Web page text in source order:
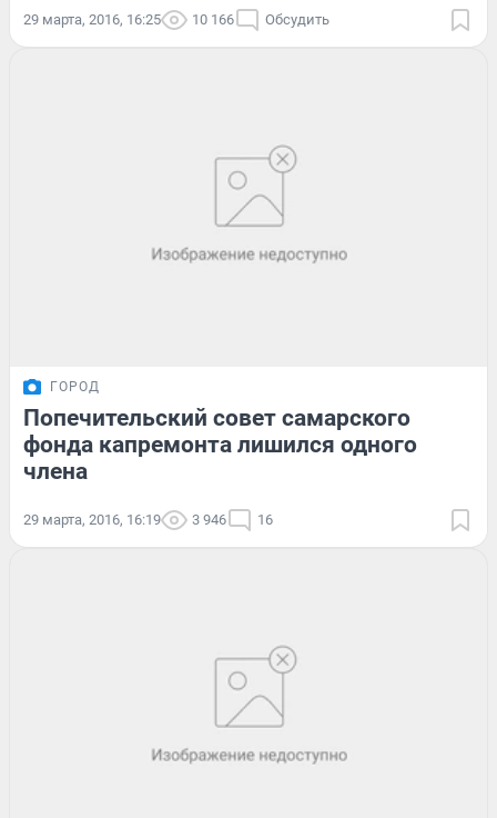
29 марта, 2016, 16:25 10 166 Обсудить
ГОРОД
Попечительский совет самарского
фонда капремонта лишился одного
члена
29 марта, 2016, 16:19 3 946 16